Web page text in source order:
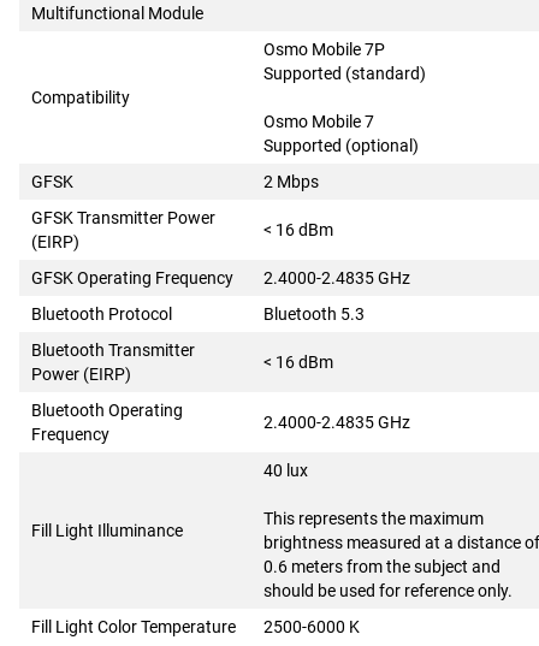
Multifunctional Module
Compatibility
Osmo Mobile 7P
Supported (standard)
Osmo Mobile 7
Supported (optional)
GFSK
2 Mbps
GFSK Transmitter Power
(EIRP)
< 16 dBm
GFSK Operating Frequency
2.4000-2.4835 GHz
Bluetooth Protocol
Bluetooth 5.3
Bluetooth Transmitter
Power (EIRP)
< 16 dBm
Bluetooth Operating
Frequency
2.4000-2.4835 GHz
Fill Light Illuminance
40 lux
This represents the maximum
brightness measured at a distance of
0.6 meters from the subject and
should be used for reference only.
Fill Light Color Temperature
2500-6000 K